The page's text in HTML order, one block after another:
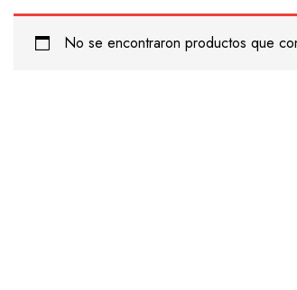
No se encontraron productos que